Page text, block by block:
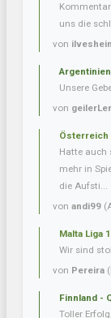
uns die
von
Unsere
von
Österreich
Hatte auch
mehr in
die Aufsti...
von andi99
Malta Liga 1
Wir sind
von Pereira
Finnland -
Toller